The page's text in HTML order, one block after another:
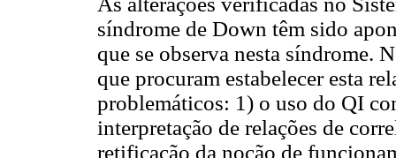
síndrome de Down têm sido
que se observa nesta síndrome.
que procuram estabelecer esta
problemáticos: 1) o uso do QI
interpretação de relações de
retificação da noção de